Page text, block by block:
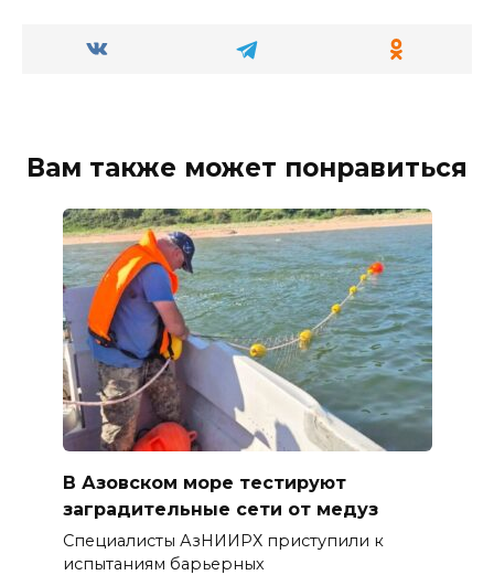
Вам также может понравиться
В Азовском море тестируют
заградительные сети от медуз
Специалисты АзНИИРХ приступили к
испытаниям барьерных